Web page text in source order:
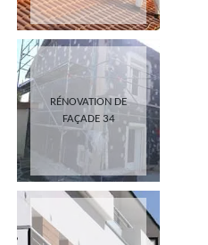
RÉNOVATION DE
FAÇADE 34